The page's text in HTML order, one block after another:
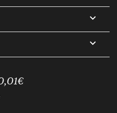

